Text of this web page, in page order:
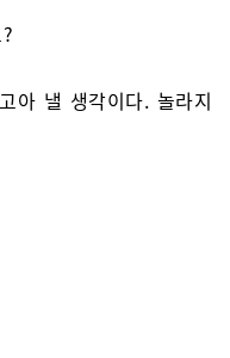
아 낼 생각이다. 놀라지